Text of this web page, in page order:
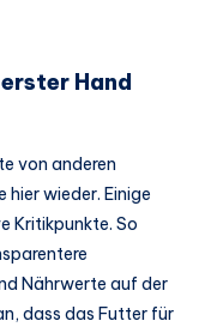
Hand
von anderen
hier wieder. Einige
Kritikpunkte. So
Nährwerte auf der
dass das Futter für